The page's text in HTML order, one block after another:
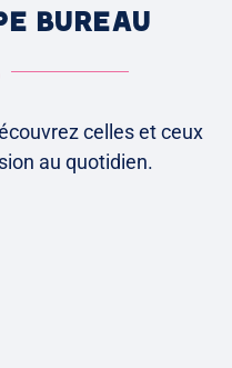
BUREAU
celles et ceux
au quotidien.